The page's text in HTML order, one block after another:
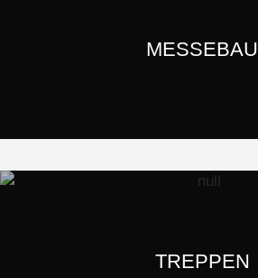
MESSEBAU
TREPPEN